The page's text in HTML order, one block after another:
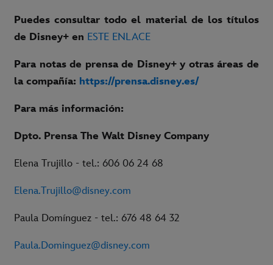
Puedes consultar todo el material de los títulos
de Disney+ en ESTE ENLACE
Para notas de prensa de Disney+ y otras áreas de
la compañía: https://prensa.disney.es/
Para más información:
Dpto. Prensa The Walt Disney Company
Elena Trujillo - tel.: 606 06 24 68
Elena.Trujillo@disney.com
Paula Domínguez - tel.: 676 48 64 32
Paula.Dominguez@disney.com